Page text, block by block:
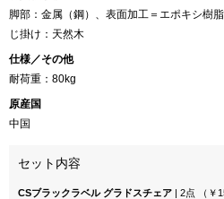
脚部：金属（鋼）、表面加工＝エポキシ樹
じ掛け：天然木
仕様／その他
耐荷重：80kg
原産国
中国
セット内容
CSブラックラベル グラドスチェア | 2点 （￥